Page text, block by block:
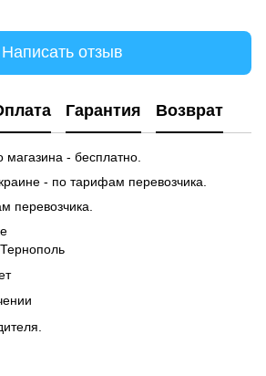
Написать отзыв
Гарантия Возврат
- бесплатно.
- по тарифам перевозчика.
перевозчика.